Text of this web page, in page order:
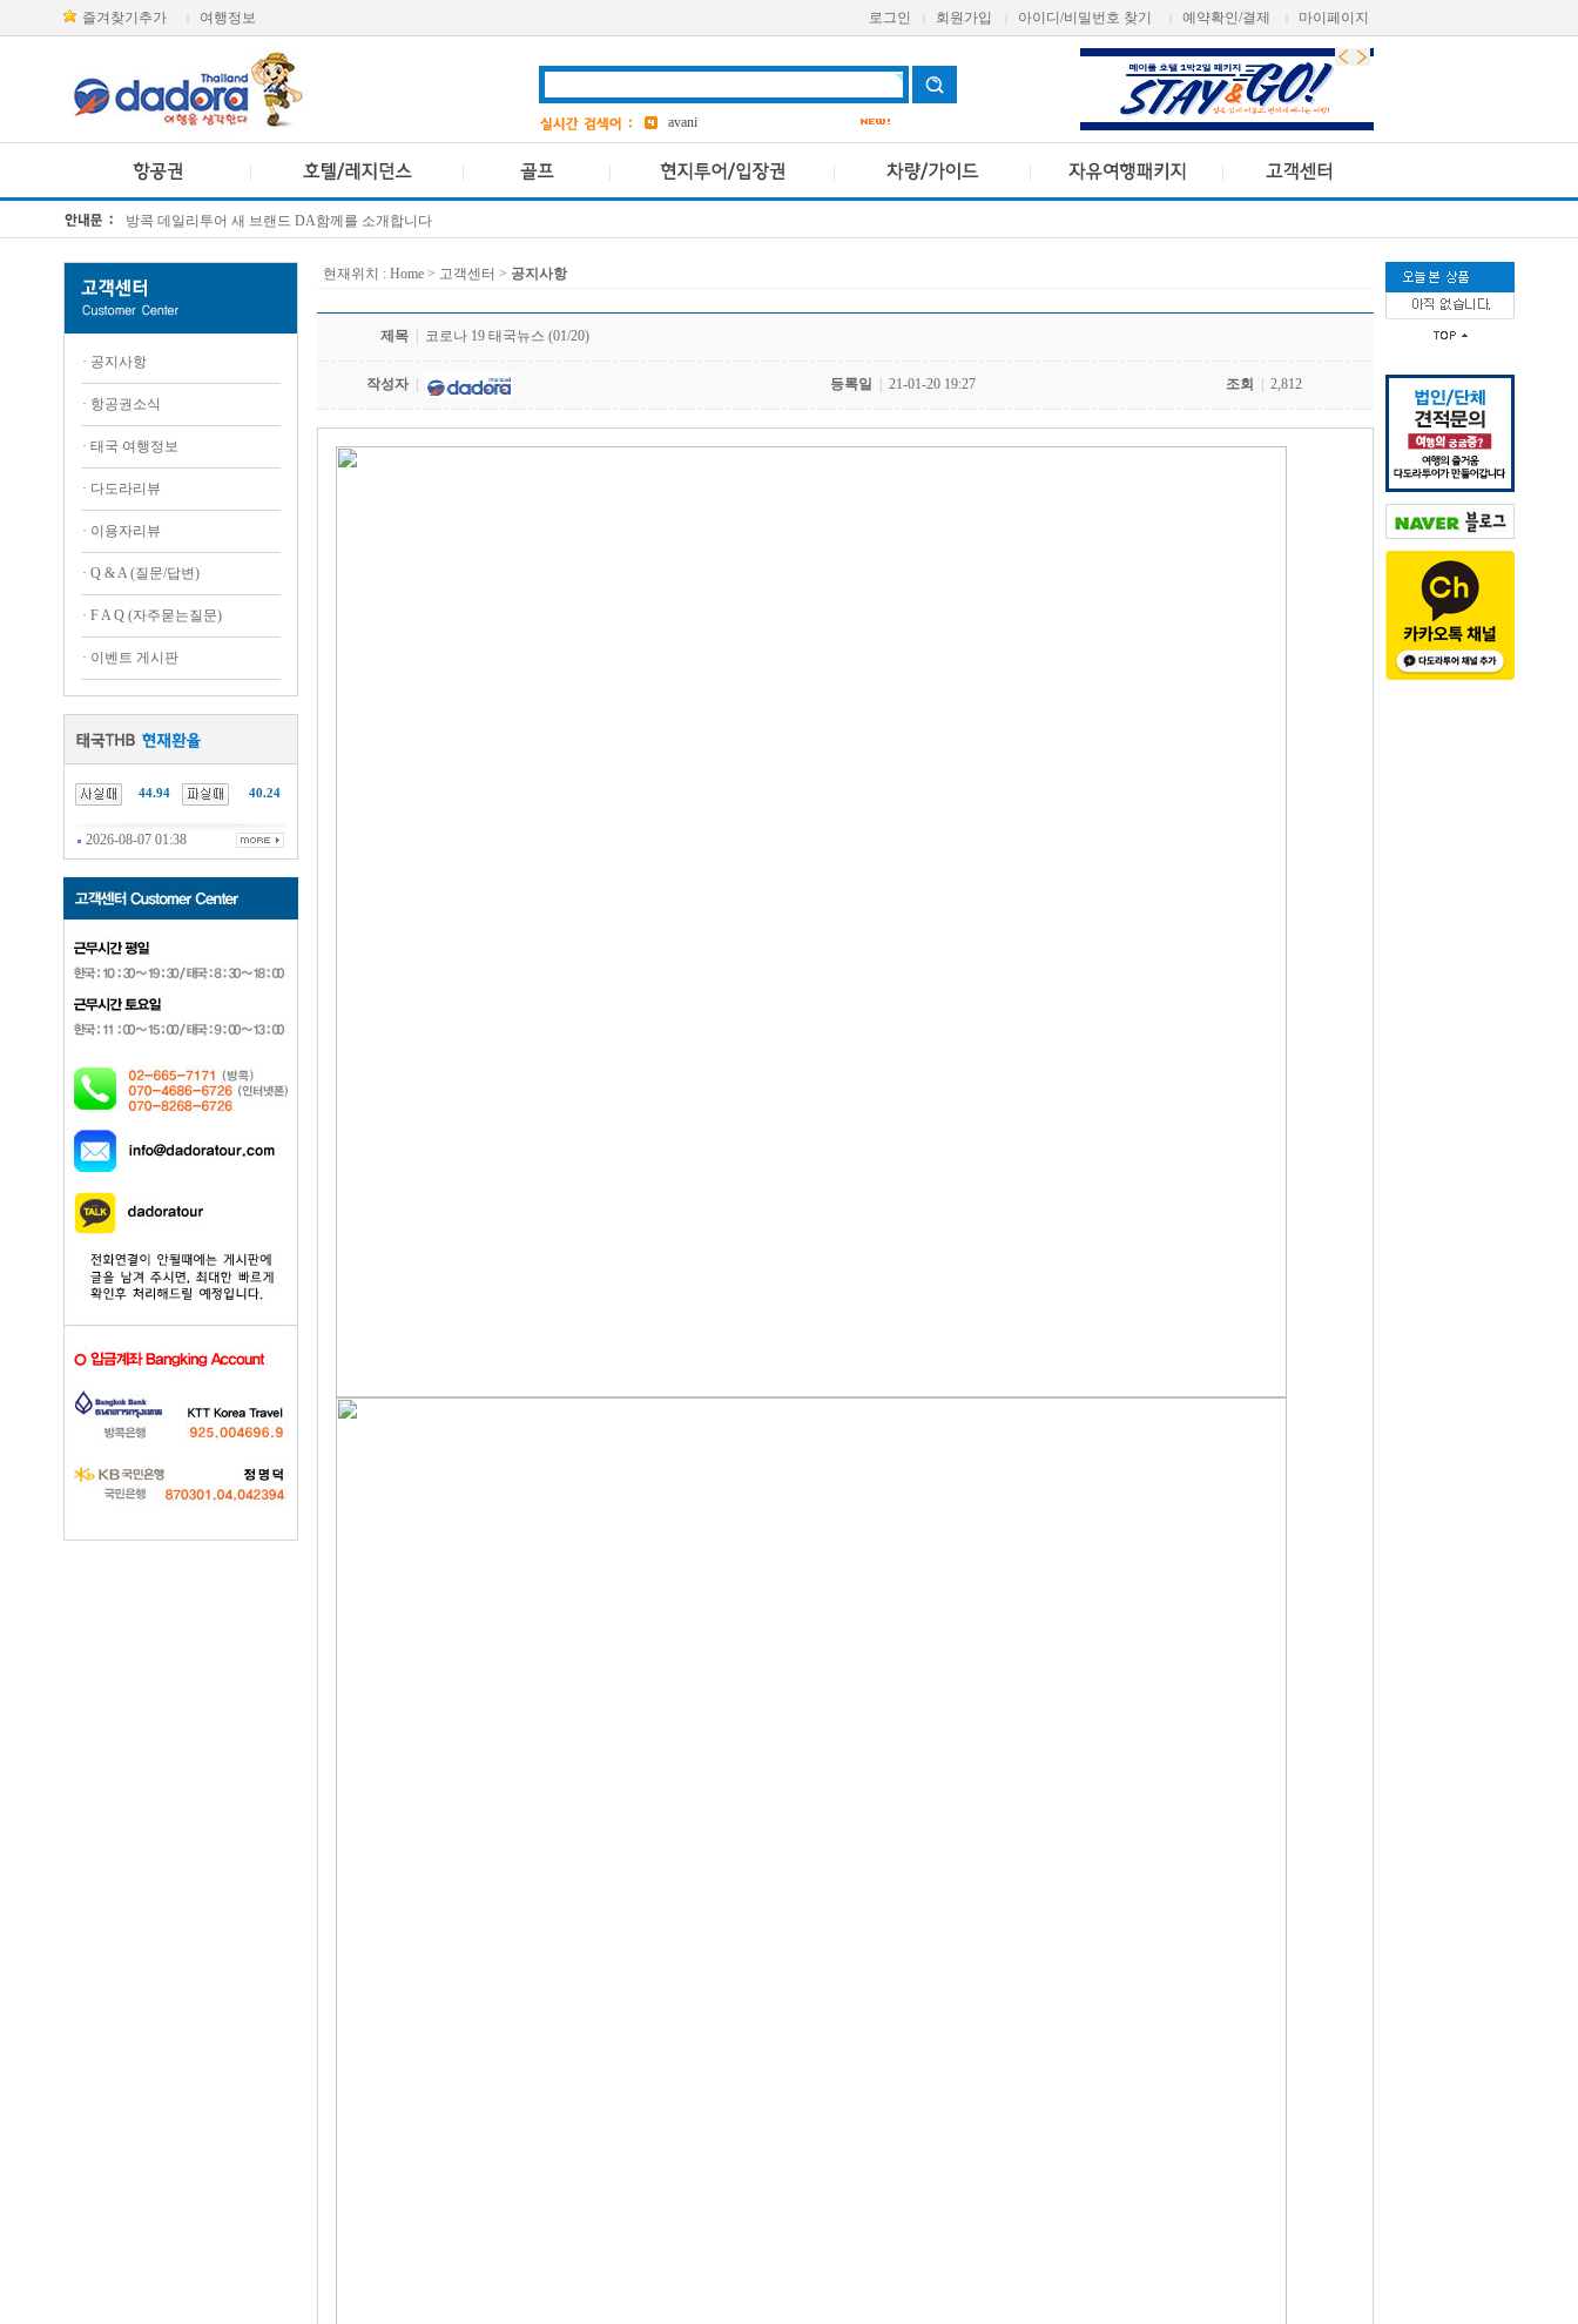
즐겨찾기추가 여행정보 로그인 회원가입 아이디/비밀번호 찾기 예약확인/결제
마이페이지
grand
2
a one
Pcr
avani
앳 마인드
AETAS
방콕 데일리투어 새 브랜드 DA함께를 소개합니다
· 공지사항
· 항공권소식
· 태국 여행정보
· 다도라리뷰
· 이용자리뷰
· Q & A (질문/답변)
· F A Q (자주묻는질문)
· 이벤트 게시판
44.94 40.24
2026-08-07 01:38
현재위치 : Home > 고객센터 > 공지사항
제목 코로나 19 태국뉴스 (01/20)
작성자 등록일 21-01-20 19:27 조회 2,812